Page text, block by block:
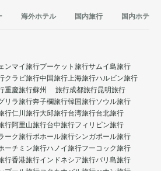
海外ホテル 国内旅行 国内ホテル
ンマイ旅行プーケット旅行サムイ島旅行
クラビ旅行中国旅行上海旅行ハルビン旅行
重慶旅行蘇州 旅行成都旅行昆明旅行
リラ旅行奔子欄旅行韓国旅行ソウル旅行
行仁川旅行大邱旅行台湾旅行台北旅行
行阿里山旅行台中旅行フィリピン旅行
ーク旅行ボホール旅行シンガポール旅行
ーチミン旅行ハノイ旅行フーコック旅行
行香港旅行インドネシア旅行バリ島旅行